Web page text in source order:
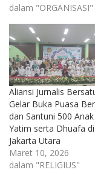
dalam "ORGANISASI"
Aliansi Jurnalis
Gelar Buka Puasa
dan Santuni 500 Anak
Yatim serta Dhuafa di
Jakarta Utara
Maret 10, 2026
dalam "RELIGIUS"